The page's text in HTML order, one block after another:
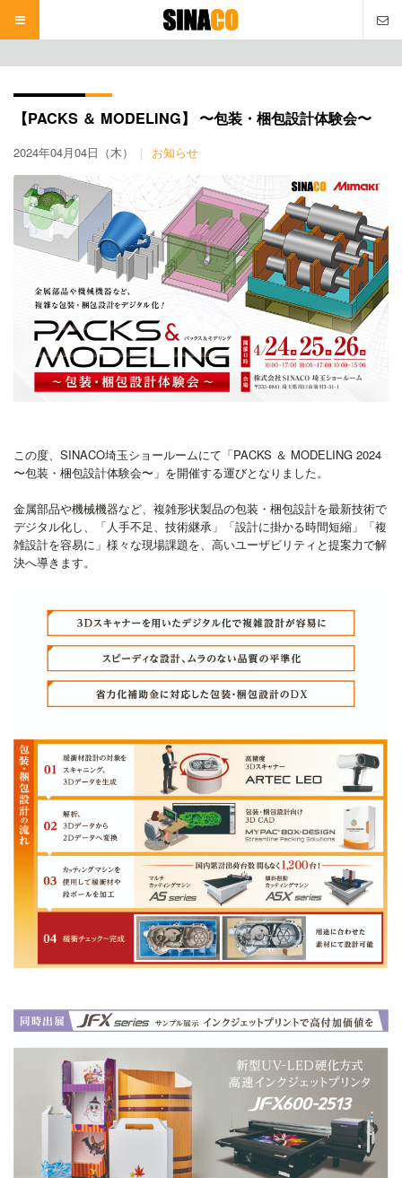
へ
【PACKS ＆ MODELING】 〜包装・梱包設計体験会〜
2024年04月04日（木） お知らせ
この度、SINACO埼玉ショールームにて「PACKS ＆ MODELING 2024
〜包装・梱包設計体験会〜」を開催する運びとなりました。
金属部品や機械機器など、複雑形状製品の包装・梱包設計を最新技術で
デジタル化し、「人手不足、技術継承」「設計に掛かる時間短縮」「複
雑設計を容易に」様々な現場課題を、高いユーザビリティと提案力で解
決へ導きます。